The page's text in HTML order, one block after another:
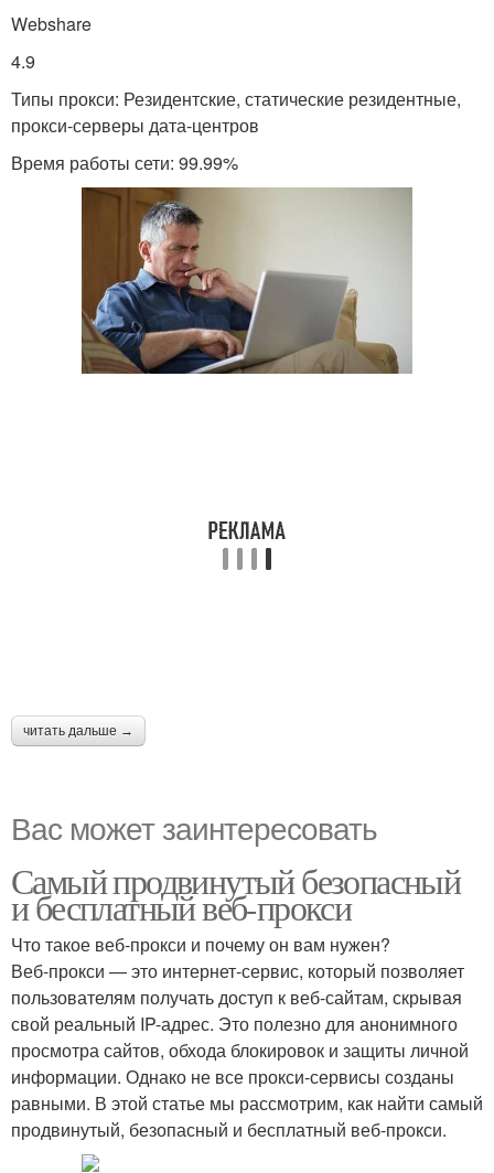
Webshare
4.9
Типы прокси: Резидентские, статические резидентные,
прокси-серверы дата-центров
Время работы сети: 99.99%
читать дальше →
Вас может заинтересовать
Самый продвинутый безопасный
и бесплатный веб-прокси
Что такое веб-прокси и почему он вам нужен?
Веб-прокси — это интернет-сервис, который позволяет
пользователям получать доступ к веб-сайтам, скрывая
свой реальный IP-адрес. Это полезно для анонимного
просмотра сайтов, обхода блокировок и защиты личной
информации. Однако не все прокси-сервисы созданы
равными. В этой статье мы рассмотрим, как найти самый
продвинутый, безопасный и бесплатный веб-прокси.